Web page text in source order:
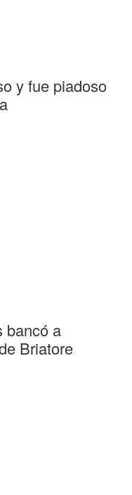
y fue piadoso
bancó a
Briatore